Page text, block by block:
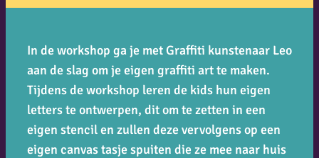
In de workshop ga je met Graffiti kunstenaar Leo
aan de slag om je eigen graffiti art te maken.
Tijdens de workshop leren de kids hun eigen
letters te ontwerpen, dit om te zetten in een
eigen stencil en zullen deze vervolgens op een
eigen canvas tasje spuiten die ze mee naar huis